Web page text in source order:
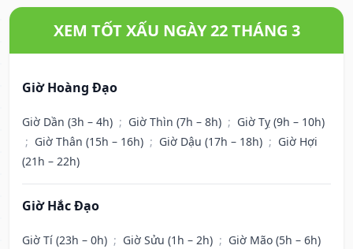
XEM TỐT XẤU NGÀY 22 THÁNG 3
Giờ Hoàng Đạo
Giờ Dần (3h – 4h) ; Giờ Thìn (7h – 8h) ; Giờ Tỵ (9h – 10h)
; Giờ Thân (15h – 16h) ; Giờ Dậu (17h – 18h) ; Giờ Hợi
(21h – 22h)
Giờ Hắc Đạo
Giờ Tí (23h – 0h) ; Giờ Sửu (1h – 2h) ; Giờ Mão (5h – 6h)